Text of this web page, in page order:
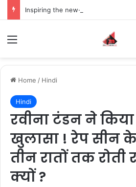
Home / Hindi
Hindi
रवीना टंडन ने किया
खुलासा ! रेप सीन के
तीन रातों तक रोती
क्यों ?